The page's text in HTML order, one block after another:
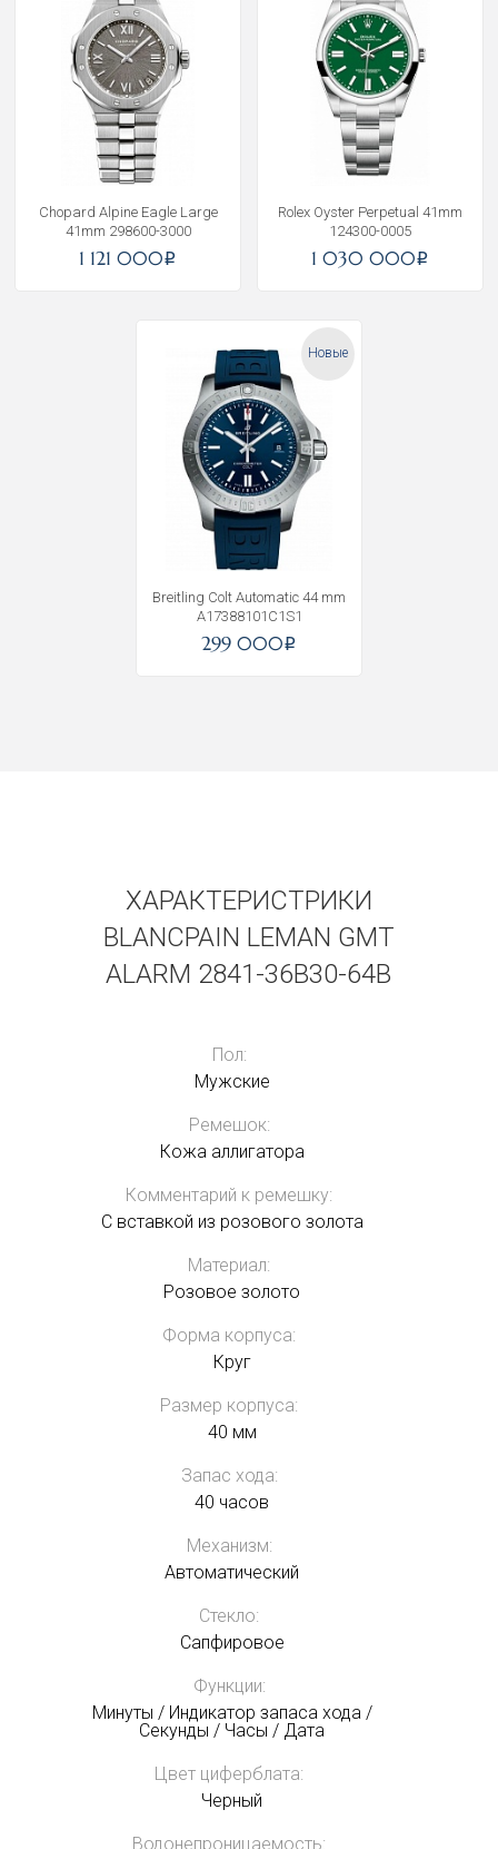
Chopard Alpine Eagle Large
41mm 298600-3000
1 121 000i
Rolex Oyster Perpetual 41mm
124300-0005
1 030 000i
Новые
Breitling Colt Automatic 44 mm
A17388101C1S1
299 000i
ХАРАКТЕРИСТРИКИ
BLANCPAIN LEMAN GMT
ALARM 2841-36B30-64B
Пол:
Мужские
Ремешок:
Кожа аллигатора
Комментарий к ремешку:
С вставкой из розового золота
Материал:
Розовое золото
Форма корпуса:
Круг
Размер корпуса:
40 мм
Запас хода:
40 часов
Механизм:
Автоматический
Стекло:
Сапфировое
Функции:
Минуты / Индикатор запаса хода /
Секунды / Часы / Дата
Цвет циферблата:
Черный
Водонепроницаемость:
Получать на почту